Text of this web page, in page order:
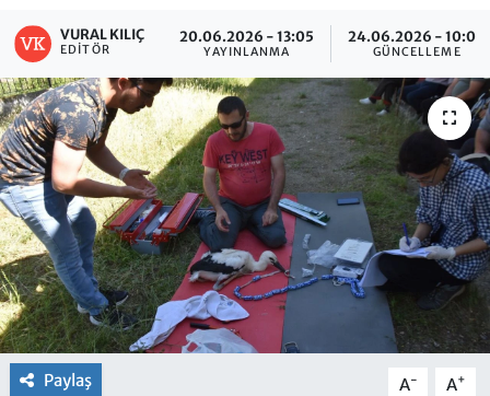
VURAL KILIÇ
EDITÖR
20.06.2026 - 13:05
YAYINLANMA
24.06.2026 - 10:08
GÜNCELLEME
Paylaş A- A+